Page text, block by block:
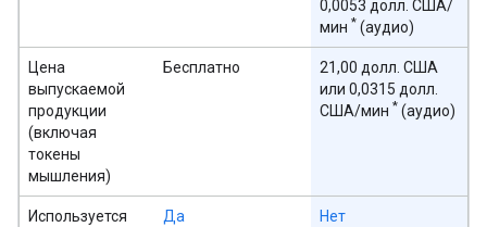
0,0053 долл. США/
мин * (аудио)
Цена
выпускаемой
продукции
(включая
токены
мышления)
Бесплатно
21,00 долл. США
или 0,0315 долл.
США/мин * (аудио)
Используется
Да Нет